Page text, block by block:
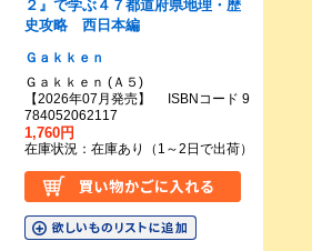
２』で学ぶ４７都道府県地理・歴
史攻略 西日本編
Ｇａｋｋｅｎ
Ｇａｋｋｅｎ (Ａ５)
【2026年07月発売】 ISBNコード 9
784052062117
1,760円
在庫状況：在庫あり（1～2日で出荷）